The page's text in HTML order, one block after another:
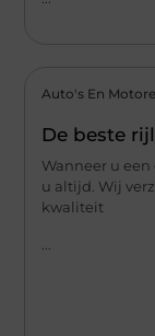
Auto's En
De beste
Wanneer u
u altijd. Wij
kwaliteit